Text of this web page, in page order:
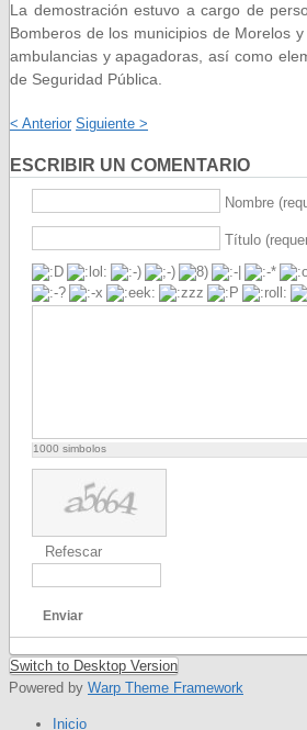
La demostración estuvo a cargo de
Bomberos de los municipios de Morelos
ambulancias y apagadoras, así como
de Seguridad Pública.
< Anterior Siguiente >
ESCRIBIR UN COMENTARIO
Nombre
Título
1000 simbolos
Refescar
Enviar
Switch to Desktop Version
Powered by Warp Theme Framework
Inicio